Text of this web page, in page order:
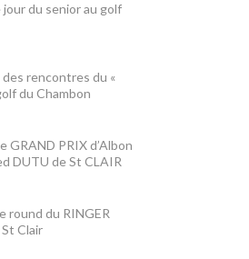
du senior au golf
rencontres du «
du Chambon
GRAND PRIX d’Albon
DUTU de St CLAIR
round du RINGER
Clair